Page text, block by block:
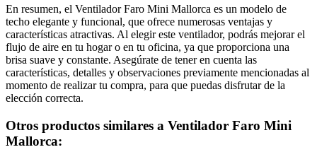
En resumen, el Ventilador Faro Mini Mallorca es un modelo de
techo elegante y funcional, que ofrece numerosas ventajas y
características atractivas. Al elegir este ventilador, podrás mejorar el
flujo de aire en tu hogar o en tu oficina, ya que proporciona una
brisa suave y constante. Asegúrate de tener en cuenta las
características, detalles y observaciones previamente mencionadas al
momento de realizar tu compra, para que puedas disfrutar de la
elección correcta.
Otros productos similares a Ventilador Faro Mini
Mallorca: